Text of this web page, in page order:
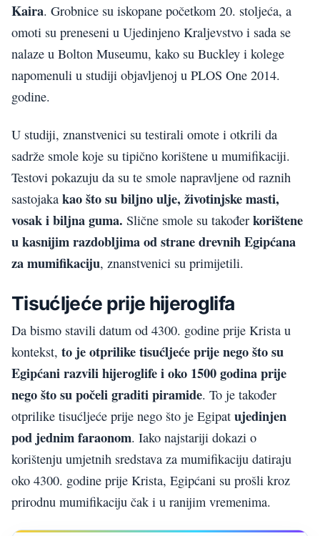
Kaira. Grobnice su iskopane početkom 20. stoljeća, a
omoti su preneseni u Ujedinjeno Kraljevstvo i sada se
nalaze u Bolton Museumu, kako su Buckley i kolege
napomenuli u studiji objavljenoj u PLOS One 2014.
godine.
U studiji, znanstvenici su testirali omote i otkrili da
sadrže smole koje su tipično korištene u mumifikaciji.
Testovi pokazuju da su te smole napravljene od raznih
sastojaka kao što su biljno ulje, životinjske masti,
vosak i biljna guma. Slične smole su također korištene
u kasnijim razdobljima od strane drevnih Egipćana
za mumifikaciju, znanstvenici su primijetili.
Tisućljeće prije hijeroglifa
Da bismo stavili datum od 4300. godine prije Krista u
kontekst, to je otprilike tisućljeće prije nego što su
Egipćani razvili hijeroglife i oko 1500 godina prije
nego što su počeli graditi piramide. To je također
otprilike tisućljeće prije nego što je Egipat ujedinjen
pod jednim faraonom. Iako najstariji dokazi o
korištenju umjetnih sredstava za mumifikaciju datiraju
oko 4300. godine prije Krista, Egipćani su prošli kroz
prirodnu mumifikaciju čak i u ranijim vremenima.